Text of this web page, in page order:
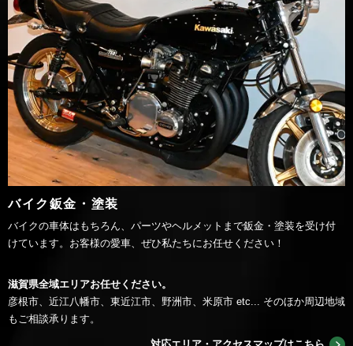
バイク鈑金・塗装
バイクの車体はもちろん、パーツやヘルメットまで鈑金・塗装を受け付
けています。お客様の愛車、ぜひ私たちにお任せください！
滋賀県全域エリアお任せください。
彦根市、近江八幡市、東近江市、野洲市、米原市 etc... そのほか周辺地域
もご相談承ります。